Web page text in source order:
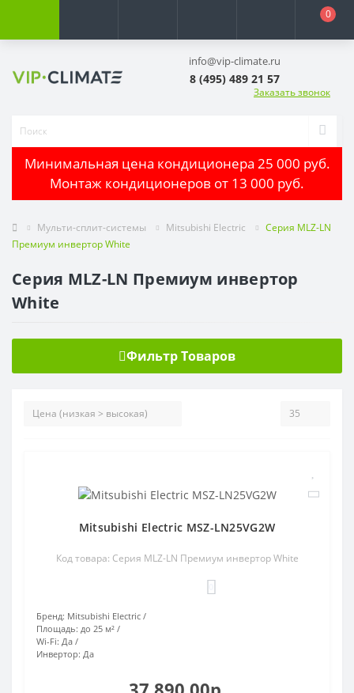
0
info@vip-climate.ru
8 (495) 489 21 57
Заказать звонок
Минимальная цена кондиционера 25 000 руб.
Монтаж кондиционеров от 13 000 руб.
Мульти-сплит-системы Mitsubishi Electric
Серия MLZ-LN
Премиум инвертор White
Серия MLZ-LN Премиум инвертор
White
Фильтр Товаров
Mitsubishi Electric MSZ-LN25VG2W
Код товара: Серия MLZ-LN Премиум инвертор White
Бренд: Mitsubishi Electric
Площадь: до 25 м²
Wi-Fi: Да
Инвертор: Да